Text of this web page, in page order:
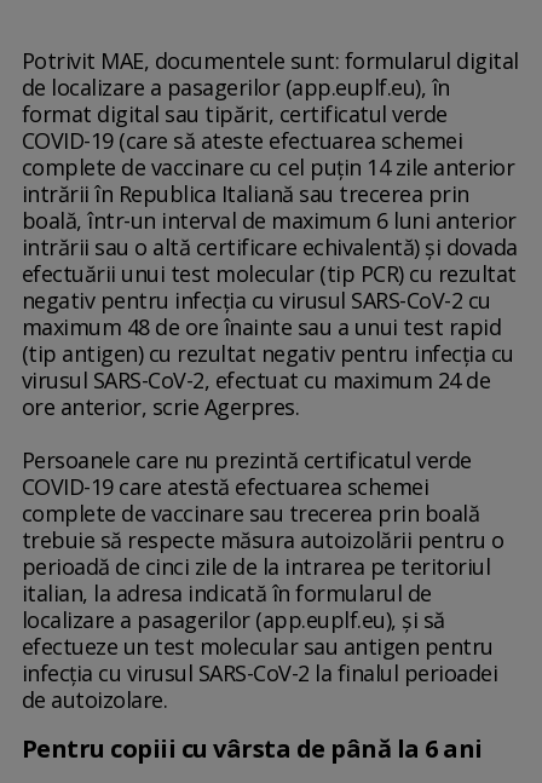
Potrivit MAE, documentele sunt: formularul digital
de localizare a pasagerilor (app.euplf.eu), în
format digital sau tipărit, certificatul verde
COVID-19 (care să ateste efectuarea schemei
complete de vaccinare cu cel puţin 14 zile anterior
intrării în Republica Italiană sau trecerea prin
boală, într-un interval de maximum 6 luni anterior
intrării sau o altă certificare echivalentă) şi dovada
efectuării unui test molecular (tip PCR) cu rezultat
negativ pentru infecţia cu virusul SARS-CoV-2 cu
maximum 48 de ore înainte sau a unui test rapid
(tip antigen) cu rezultat negativ pentru infecţia cu
virusul SARS-CoV-2, efectuat cu maximum 24 de
ore anterior, scrie Agerpres.
Persoanele care nu prezintă certificatul verde
COVID-19 care atestă efectuarea schemei
complete de vaccinare sau trecerea prin boală
trebuie să respecte măsura autoizolării pentru o
perioadă de cinci zile de la intrarea pe teritoriul
italian, la adresa indicată în formularul de
localizare a pasagerilor (app.euplf.eu), şi să
efectueze un test molecular sau antigen pentru
infecţia cu virusul SARS-CoV-2 la finalul perioadei
de autoizolare.
Pentru copiii cu vârsta de până la 6 ani